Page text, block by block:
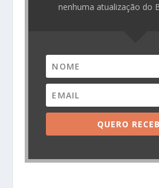
nenhuma atualização do
QUERO